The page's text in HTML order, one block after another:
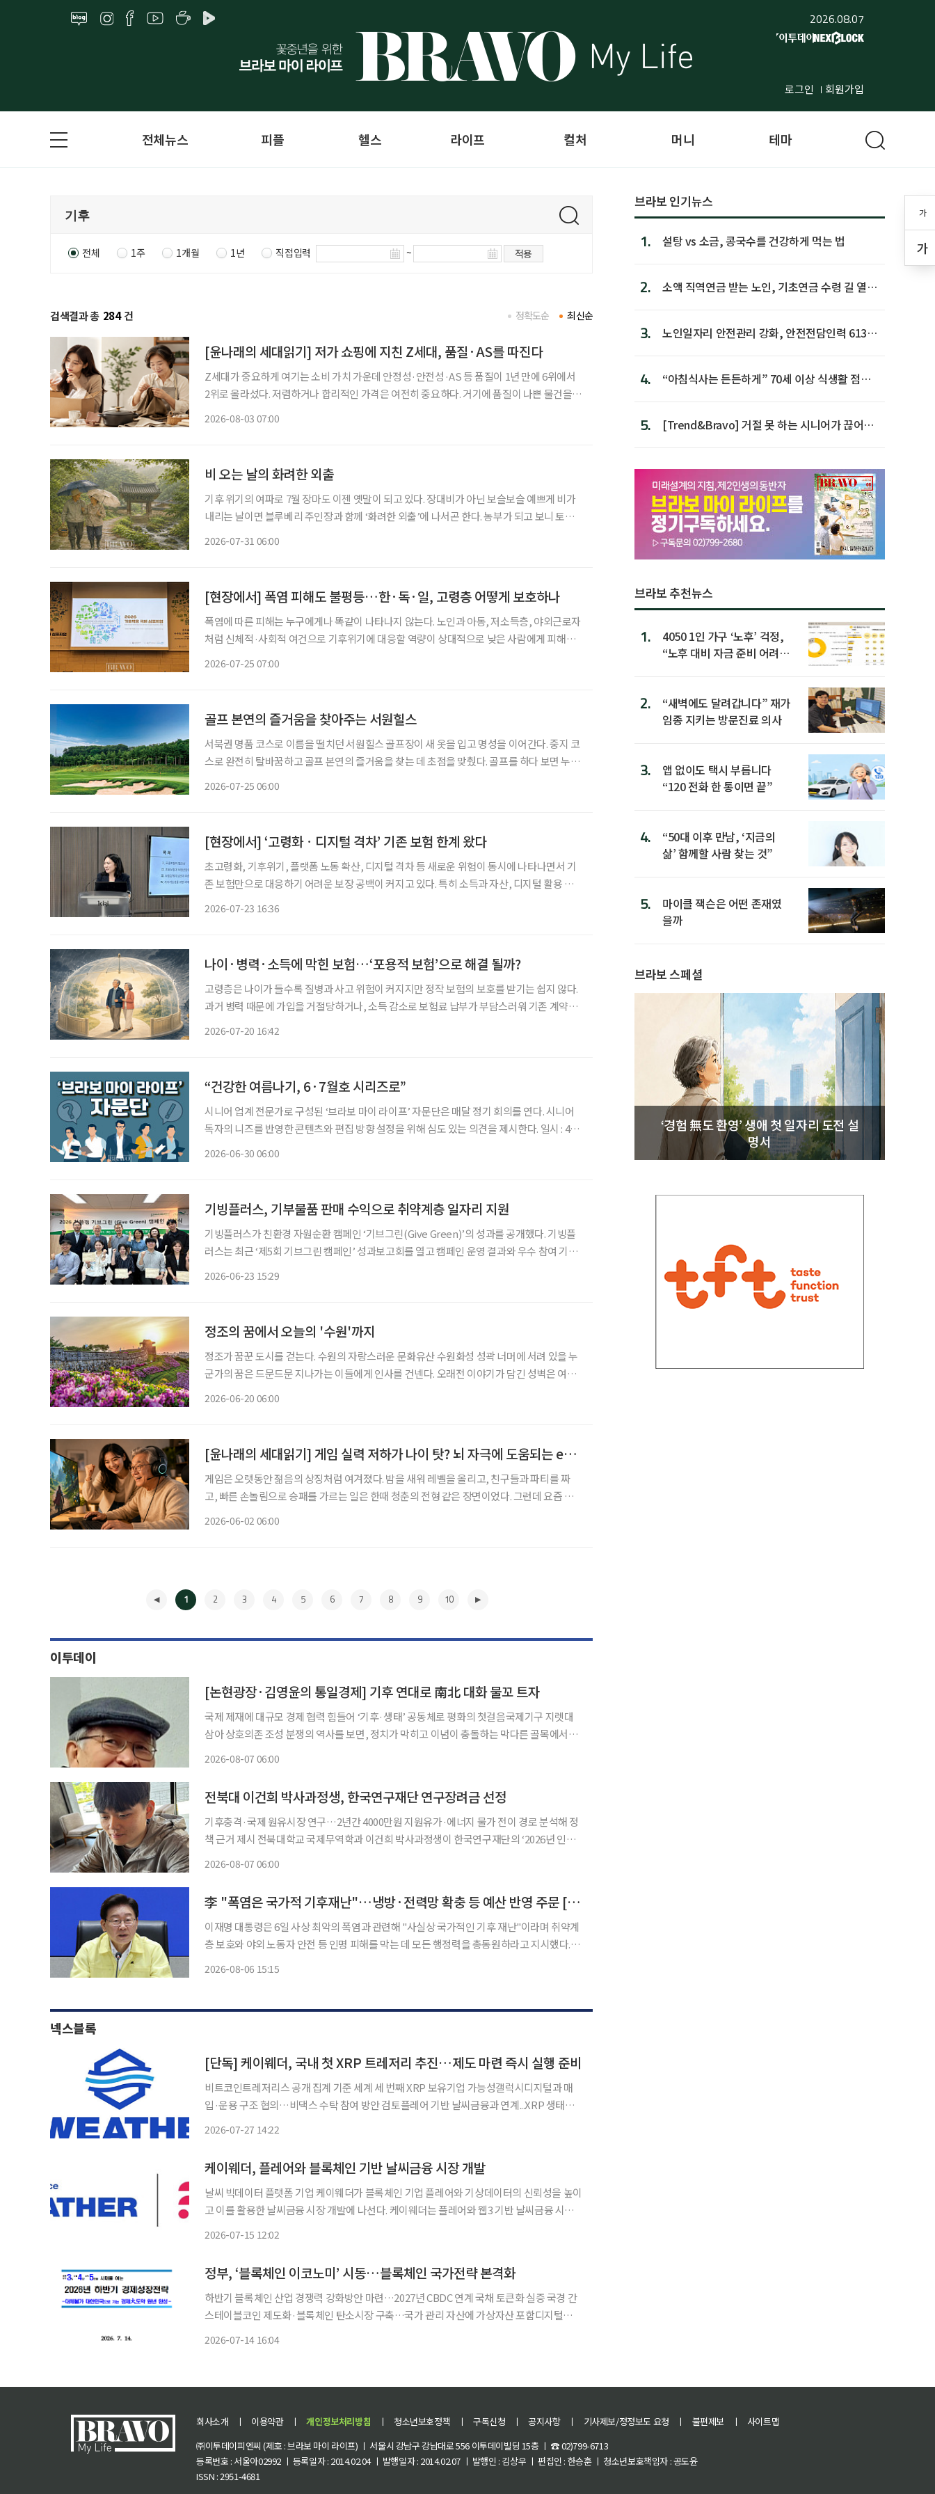
2026.08.07
로그인 회원가입
가
가
전체뉴스 피플 헬스 라이프 컬처 머니 테마
전체 1주 1개월 1년 직접입력 ~ 적용
검색결과 총 284 건 최신순
정확도순
[윤나래의 세대읽기] 저가 쇼핑에 지친 Z세대, 품질·AS를 따진다
Z세대가 중요하게 여기는 소비 가치 가운데 안정성·안전성·AS 등 품질이 1년 만에 6위에서
2위로 올라섰다. 저렴하거나 합리적인 가격은 여전히 중요하다. 거기에 품질이 나쁜 물건을
2026-08-03 07:00
비 오는 날의 화려한 외출
기후 위기의 여파로 7월 장마도 이젠 옛말이 되고 있다. 장대비가 아닌 보슬보슬 예쁘게 비가
내리는 날이면 블루베리 주인장과 함께 ‘화려한 외출’에 나서곤 한다. 농부가 되고 보니 토요
2026-07-31 06:00
[현장에서] 폭염 피해도 불평등…한·독·일, 고령층 어떻게 보호하나
폭염에 따른 피해는 누구에게나 똑같이 나타나지 않는다. 노인과 아동, 저소득층, 야외근로자
처럼 신체적·사회적 여건으로 기후위기에 대응할 역량이 상대적으로 낮은 사람에게 피해가
2026-07-25 07:00
골프 본연의 즐거움을 찾아주는 서원힐스
서북권 명품 코스로 이름을 떨치던 서원힐스 골프장이 새 옷을 입고 명성을 이어간다. 중지 코
스로 완전히 탈바꿈하고 골프 본연의 즐거움을 찾는 데 초점을 맞췄다. 골프를 하다 보면 누구
2026-07-25 06:00
[현장에서] ‘고령화ㆍ디지털 격차’ 기존 보험 한계 왔다
초고령화, 기후위기, 플랫폼 노동 확산, 디지털 격차 등 새로운 위험이 동시에 나타나면서 기
존 보험만으로 대응하기 어려운 보장 공백이 커지고 있다. 특히 소득과 자산, 디지털 활용 능
2026-07-23 16:36
나이·병력·소득에 막힌 보험…‘포용적 보험’으로 해결 될까?
고령층은 나이가 들수록 질병과 사고 위험이 커지지만 정작 보험의 보호를 받기는 쉽지 않다.
과거 병력 때문에 가입을 거절당하거나, 소득 감소로 보험료 납부가 부담스러워 기존 계약을
2026-07-20 16:42
“건강한 여름나기, 6·7월호 시리즈로”
시니어 업계 전문가로 구성된 ‘브라보 마이 라이프’ 자문단은 매달 정기 회의를 연다. 시니어
독자의 니즈를 반영한 콘텐츠와 편집 방향 설정을 위해 심도 있는 의견을 제시한다. 일시 : 4월
2026-06-30 06:00
기빙플러스, 기부물품 판매 수익으로 취약계층 일자리 지원
기빙플러스가 친환경 자원순환 캠페인 ‘기브그린(Give Green)’의 성과를 공개했다. 기빙플
러스는 최근 ‘제5회 기브그린 캠페인’ 성과보고회를 열고 캠페인 운영 결과와 우수 참여 기업
2026-06-23 15:29
정조의 꿈에서 오늘의 '수원'까지
정조가 꿈꾼 도시를 걷는다. 수원의 자랑스러운 문화유산 수원화성 성곽 너머에 서려 있을 누
군가의 꿈은 드문드문 지나가는 이들에게 인사를 건넨다. 오래전 이야기가 담긴 성벽은 여전
2026-06-20 06:00
[윤나래의 세대읽기] 게임 실력 저하가 나이 탓? 뇌 자극에 도움되는 e스포츠
게임은 오랫동안 젊음의 상징처럼 여겨졌다. 밤을 새워 레벨을 올리고, 친구들과 파티를 짜
고, 빠른 손놀림으로 승패를 가르는 일은 한때 청춘의 전형 같은 장면이었다. 그런데 요즘 게
2026-06-02 06:00
1 2 3 4 5 6 7 8 9 10
이투데이
[논현광장·김영윤의 통일경제] 기후 연대로 南北 대화 물꼬 트자
국제 제재에 대규모 경제 협력 힘들어 ‘기후·생태’ 공동체로 평화의 첫걸음국제기구 지렛대
삼아 상호의존 조성 분쟁의 역사를 보면, 정치가 막히고 이념이 충돌하는 막다른 골목에서의
2026-08-07 06:00
전북대 이건희 박사과정생, 한국연구재단 연구장려금 선정
기후충격·국제 원유시장 연구…2년간 4000만원 지원유가·에너지 물가 전이 경로 분석해 정
책 근거 제시 전북대학교 국제무역학과 이건희 박사과정생이 한국연구재단의 ‘2026년 인문
2026-08-07 06:00
李 "폭염은 국가적 기후재난"…냉방·전력망 확충 등 예산 반영 주문 [종합]
이재명 대통령은 6일 사상 최악의 폭염과 관련해 "사실상 국가적인 기후 재난"이라며 취약계
층 보호와 야외 노동자 안전 등 인명 피해를 막는 데 모든 행정력을 총동원하라고 지시했다. 아
2026-08-06 15:15
넥스블록
[단독] 케이웨더, 국내 첫 XRP 트레저리 추진…제도 마련 즉시 실행 준비
비트코인트레저리스 공개 집계 기준 세계 세 번째 XRP 보유기업 가능성갤럭시디지털과 매
입·운용 구조 협의…비댁스 수탁 참여 방안 검토플레어 기반 날씨금융과 연계...XRP 생태계
2026-07-27 14:22
케이웨더, 플레어와 블록체인 기반 날씨금융 시장 개발
날씨 빅데이터 플랫폼 기업 케이웨더가 블록체인 기업 플레어와 기상데이터의 신뢰성을 높이
고 이를 활용한 날씨금융 시장 개발에 나선다. 케이웨더는 플레어와 웹3 기반 날씨금융 시장
2026-07-15 12:02
정부, ‘블록체인 이코노미’ 시동…블록체인 국가전략 본격화
하반기 블록체인 산업 경쟁력 강화방안 마련…2027년 CBDC 연계 국채 토큰화 실증 국경 간
스테이블코인 제도화·블록체인 탄소시장 구축…국가 관리 자산에 가상자산 포함디지털자산
2026-07-14 16:04
브라보 인기뉴스
1. 설탕 vs 소금, 콩국수를 건강하게 먹는 법
2.
소액 직역연금 받는 노인, 기초연금 수령 길 열린
3.
노인일자리 안전관리 강화, 안전전담인력 613명
4.
“아침식사는 든든하게” 70세 이상 식생활 점수
5.
[Trend&Bravo] 거절 못 하는 시니어가 끊어야
브라보 추천뉴스
1.
4050 1인 가구 ‘노후’ 걱정,
“노후 대비 자금 준비 어려
2.
“새벽에도 달려갑니다” 재가
임종 지키는 방문진료 의사
3.
앱 없이도 택시 부릅니다
“120 전화 한 통이면 끝”
4.
“50대 이후 만남, ‘지금의
삶’ 함께할 사람 찾는 것”
5.
마이클 잭슨은 어떤 존재였
을까
브라보 스페셜
‘경험 無도 환영’ 생애 첫 일자리 도전 설
명서
회사소개 ㅣ 이용약관 ㅣ 개인정보처리방침 ㅣ 청소년보호정책 ㅣ 구독신청 ㅣ 공지사항 ㅣ 기사제보/정정보도 요청 ㅣ 불편제보 ㅣ
사이트맵
㈜이투데이피엔씨 (제호 : 브라보 마이 라이프) ㅣ 서울시 강남구 강남대로 556 이투데이빌딩 15층 ㅣ ☎ 02)799-6713
등록번호 : 서울아02992 ㅣ 등록일자 : 2014.02.04 ㅣ 발행일자 : 2014.02.07 ㅣ 발행인 : 김상우 ㅣ 편집인 : 한승훈 ㅣ 청소년보호책임자 : 공도윤
ISSN : 2951-4681